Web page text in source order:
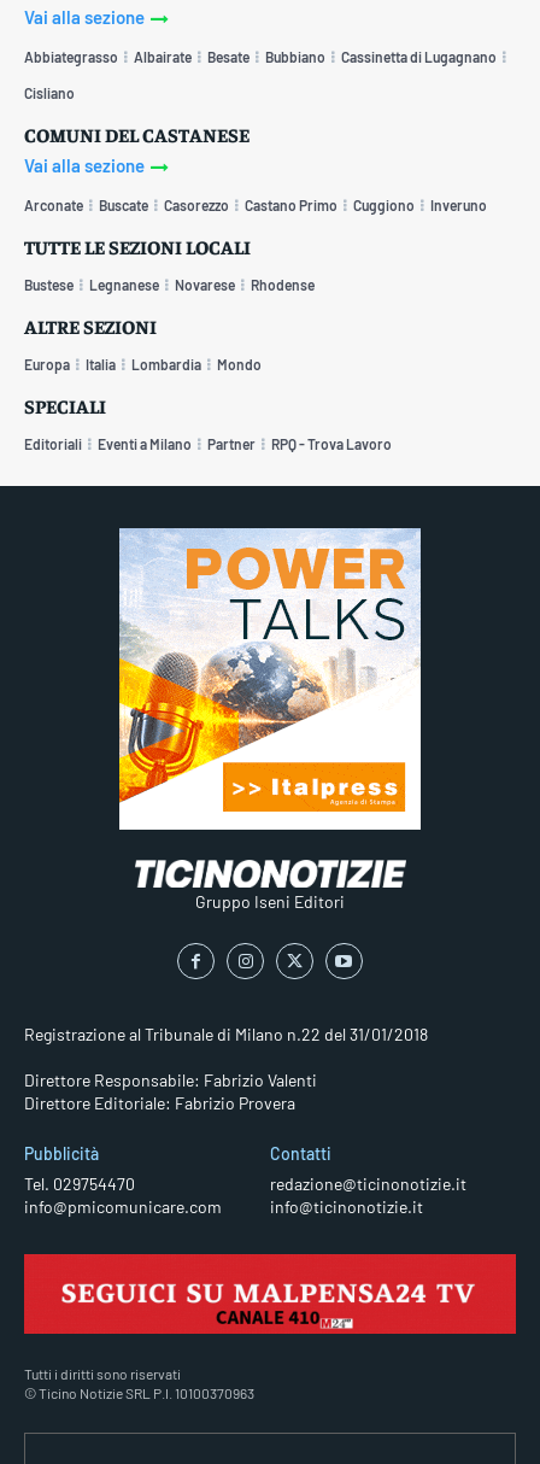
Vai alla sezione
Abbiategrasso Albairate Besate Bubbiano Cassinetta di Lugagnano
Cisliano
COMUNI DEL CASTANESE
Vai alla sezione
Arconate Buscate Casorezzo Castano Primo Cuggiono Inveruno
TUTTE LE SEZIONI LOCALI
Bustese Legnanese Novarese Rhodense
ALTRE SEZIONI
Europa Italia Lombardia Mondo
SPECIALI
Editoriali Eventi a Milano Partner RPQ - Trova Lavoro
Gruppo Iseni Editori
Registrazione al Tribunale di Milano n.22 del 31/01/2018
Direttore Responsabile: Fabrizio Valenti
Direttore Editoriale: Fabrizio Provera
Pubblicità
Tel. 029754470
info@pmicomunicare.com
Contatti
redazione@ticinonotizie.it
info@ticinonotizie.it
Tutti i diritti sono riservati
© Ticino Notizie SRL P.I. 10100370963